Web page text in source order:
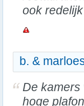
ook
b. &
De
hoge